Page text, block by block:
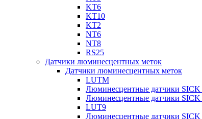
KT6
KT10
KT2
NT6
NT8
RS25
Датчики люминесцентных меток
Датчики люминесцентных меток
LUTM
Люминесцентные датчики
Люминесцентные датчики
LUT9
Люминесцентные датчики SICK